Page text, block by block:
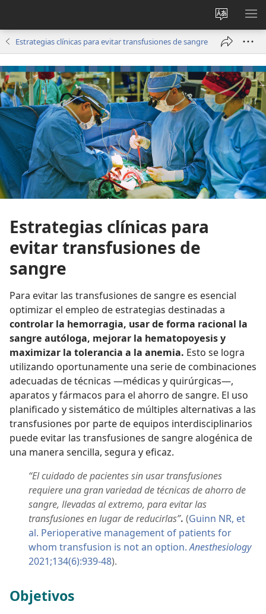
Cambiar
idioma
del sitio
Estrategias clínicas para evitar transfusiones de sangre
Estrategias clínicas para
evitar transfusiones de
sangre
Para evitar las transfusiones de sangre es esencial
optimizar el empleo de estrategias destinadas a
controlar la hemorragia, usar de forma racional la
sangre autóloga, mejorar la hematopoyesis y
maximizar la tolerancia a la anemia. Esto se logra
utilizando oportunamente una serie de combinaciones
adecuadas de técnicas —médicas y quirúrgicas—,
aparatos y fármacos para el ahorro de sangre. El uso
planificado y sistemático de múltiples alternativas a las
transfusiones por parte de equipos interdisciplinarios
puede evitar las transfusiones de sangre alogénica de
una manera sencilla, segura y eficaz.
“El cuidado de pacientes sin usar transfusiones
requiere una gran variedad de técnicas de ahorro de
sangre, llevadas al extremo, para evitar las
transfusiones en lugar de reducirlas”. (Guinn NR, et
al. Perioperative management of patients for
whom transfusion is not an option.Anesthesiology
2021;134(6):939-48).
Objetivos